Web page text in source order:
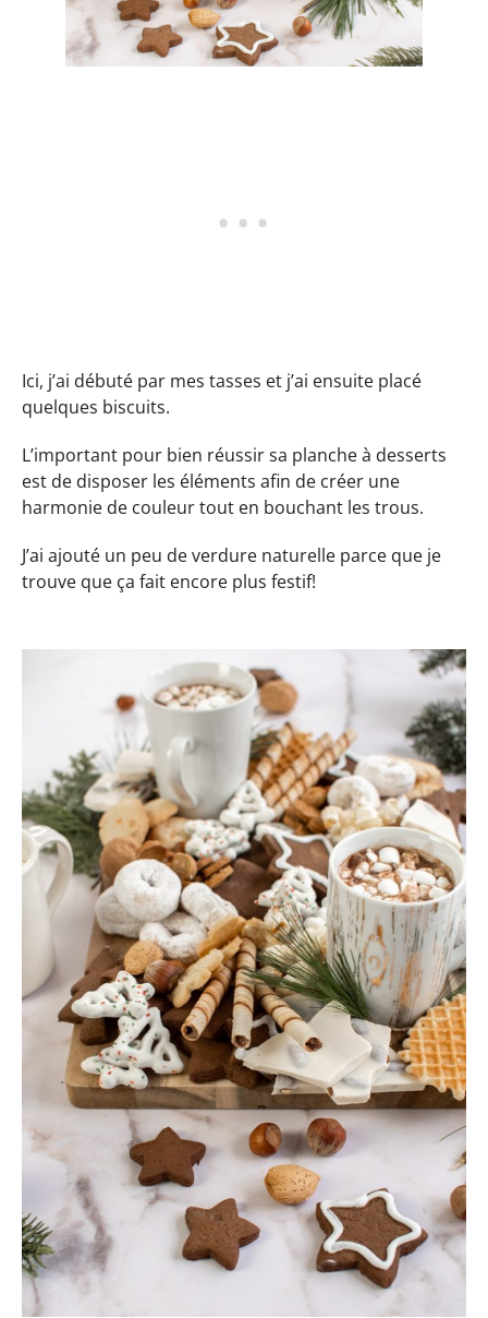
Ici, j’ai débuté par mes tasses et j’ai ensuite placé
quelques biscuits.
L’important pour bien réussir sa planche à desserts
est de disposer les éléments afin de créer une
harmonie de couleur tout en bouchant les trous.
J’ai ajouté un peu de verdure naturelle parce que je
trouve que ça fait encore plus festif!